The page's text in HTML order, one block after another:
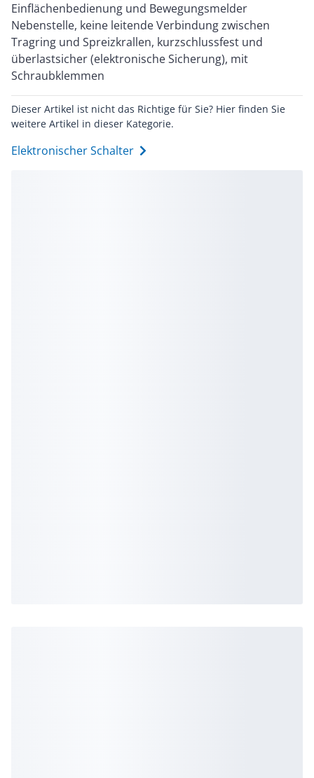
Einflächenbedienung und Bewegungsmelder
Nebenstelle, keine leitende Verbindung zwischen
Tragring und Spreizkrallen, kurzschlussfest und
überlastsicher (elektronische Sicherung), mit
Schraubklemmen
Dieser Artikel ist nicht das Richtige für Sie? Hier finden Sie
weitere Artikel in dieser Kategorie.
Elektronischer Schalter